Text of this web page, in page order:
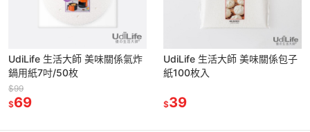
UdiLife 生活大師 美味關係氣炸
鍋用紙7吋/50枚
$99
$69
UdiLife 生活大師 美味關係包子
紙100枚入
$39